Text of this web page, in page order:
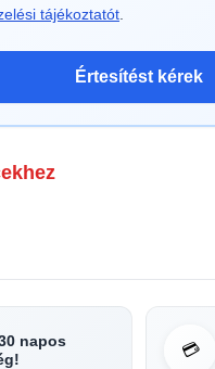
tájékoztatót
Értesítést kérek
napos
💳